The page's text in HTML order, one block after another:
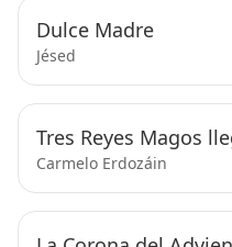
Dulce Madre
Jésed
Tres Reyes Magos
Carmelo Erdozáin